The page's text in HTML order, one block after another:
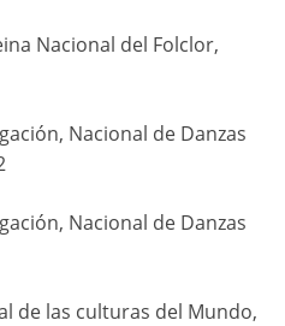
Nacional del Folclor,
Nacional de Danzas
Nacional de Danzas
de las culturas del Mundo,